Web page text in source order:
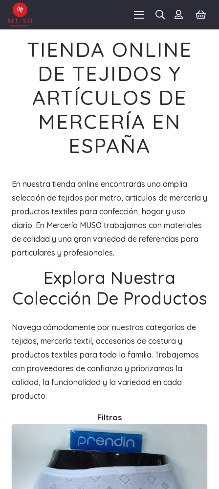
TIENDA ONLINE
DE TEJIDOS Y
ARTÍCULOS DE
MERCERÍA EN
ESPAÑA
En nuestra tienda online encontrarás una amplia
selección de tejidos por metro, artículos de mercería y
productos textiles para confección, hogar y uso
diario. En Mercería MUSO trabajamos con materiales
de calidad y una gran variedad de referencias para
particulares y profesionales.
Explora Nuestra
Colección De Productos
Navega cómodamente por nuestras categorías de
tejidos, mercería textil, accesorios de costura y
productos textiles para toda la familia. Trabajamos
con proveedores de confianza y priorizamos la
calidad, la funcionalidad y la variedad en cada
producto.
Filtros